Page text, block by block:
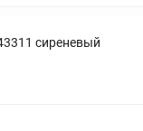
сиреневый